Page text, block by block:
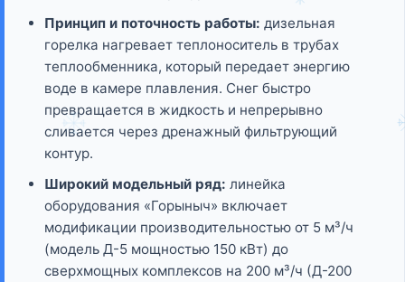
Принцип и поточность работы: дизельная
горелка нагревает теплоноситель в трубах
теплообменника, который передает энергию
воде в камере плавления. Снег быстро
превращается в жидкость и непрерывно
сливается через дренажный фильтрующий
контур.
Широкий модельный ряд: линейка
оборудования «Горыныч» включает
модификации производительностью от 5 м³/ч
(модель Д-5 мощностью 150 кВт) до
сверхмощных комплексов на 200 м³/ч (Д-200